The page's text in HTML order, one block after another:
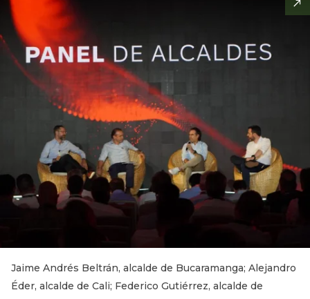
Jaime Andrés Beltrán, alcalde de Bucaramanga; Alejandro
Éder, alcalde de Cali; Federico Gutiérrez, alcalde de